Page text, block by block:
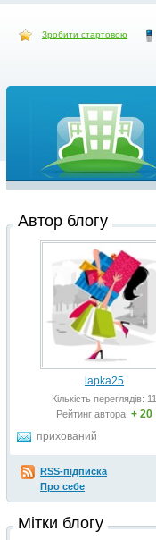
Зробити стартовою
Автор блогу
lapka25
Кількість переглядів: 11
Рейтинг автора: + 20
прихований
RSS-підписка
Про себе
Мітки блогу